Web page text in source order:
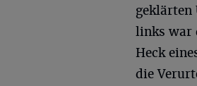
geklärten
links war
Heck
die